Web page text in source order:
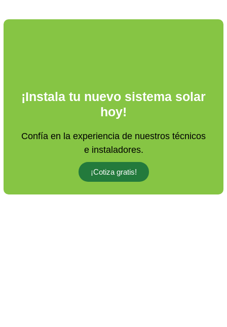
¡Instala tu nuevo sistema solar
hoy!
Confía en la experiencia de nuestros técnicos
e instaladores.
¡Cotiza gratis!